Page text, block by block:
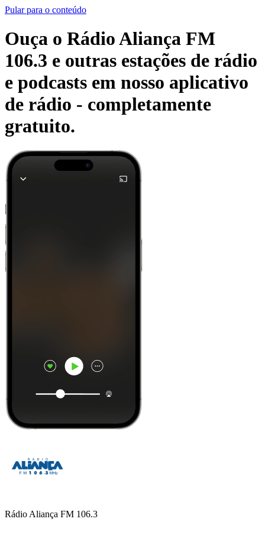
Pular para o conteúdo
Ouça o Rádio Aliança FM
106.3 e outras estações de rádio
e podcasts em nosso aplicativo
de rádio - completamente
gratuito.
Rádio Aliança FM 106.3